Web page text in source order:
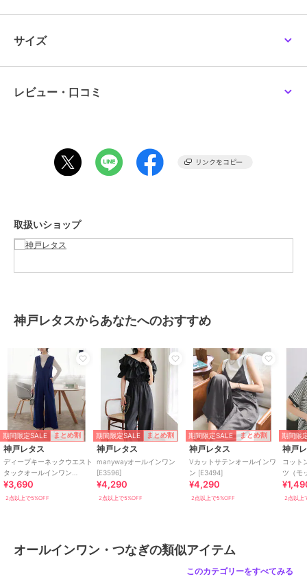
ブランド
ショップ 神戸レタス
商品カテゴリ
オールインワン・つなぎ
ピンク、ネイビー、ブラック
婚式・二次会/セレモニー・入学
オールインワン・つなぎ
ポリエステル素材
無地/ワイ
ド・バギー/ ストレートパンツ /
ライフスタイル
パーティー・結
婚式・二次会/
セレモニー・入学
式・卒業式
原産国 中国
サイズ
レビュー・口コミ
取扱いショップ
神戸レタスからあなたへのおすすめ
期間限定SALE まとめ割
神戸レタス
ディープキーネックウエスト
タックオールインワン
[E3241]
¥3,690
2点以上で5%OFF
期間限定SALE まとめ割
神戸レタス
manywayオールインワン
[E3596]
¥4,290
2点以上で5%OFF
期間限定SALE まとめ割
神戸レタス
Vカットサテンオールインワ
ン [E3494]
¥4,290
2点以上で5%OFF
期間限
神戸
コット
ツ（モ
ック）
2点以上
オールインワン・つなぎの類似アイテム
このカテゴリーをすべてみる